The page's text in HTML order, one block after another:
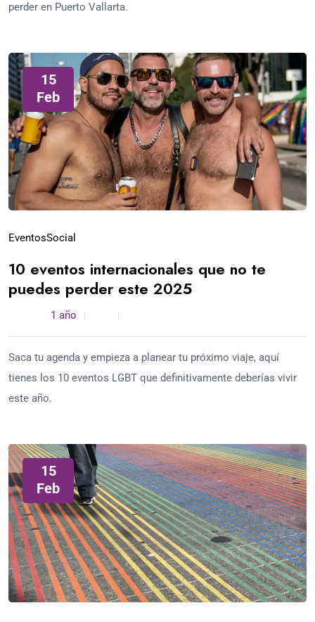
perder en Puerto Vallarta.
15
Feb
EventosSocial
10 eventos internacionales que no te
puedes perder este 2025
1 año
Saca tu agenda y empieza a planear tu próximo viaje, aquí
tienes los 10 eventos LGBT que definitivamente deberías vivir
este año.
15
Feb